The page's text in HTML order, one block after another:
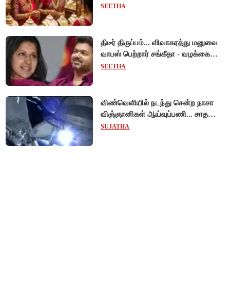
தொட்டது!
SEETHA
திடீர் திருப்பம்... விவாகரத்து மனுவை
வாபஸ் பெற்றார் சங்கீதா - வழக்கை
முடித்து வைத்தது செங்கல்பட்டு
SEETHA
விண்வெளியில் நடந்து சென்ற நாசா
விஞ்ஞானிகள் ஆய்வுப்பணி... சாதனை
!
SUJATHA